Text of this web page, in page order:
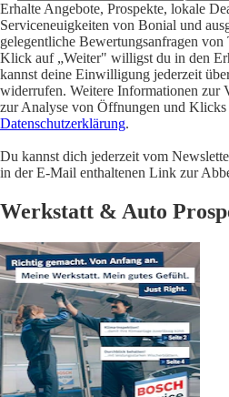
Erhalte Angebote, Prospekte, lokale
Serviceneuigkeiten von Bonial und
gelegentliche Bewertungsanfragen
Klick auf „Weiter" willigst du in den
kannst deine Einwilligung jederzeit
widerrufen. Weitere Informationen zur
zur Analyse von Öffnungen und Klicks
Datenschutzerklärung.
Du kannst dich jederzeit vom
in der E-Mail enthaltenen Link zur
Werkstatt & Auto